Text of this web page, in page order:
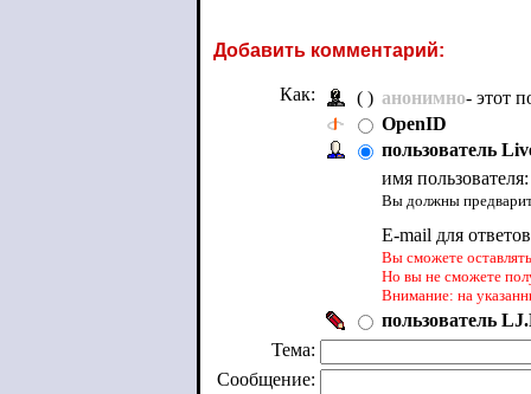
Добавить комментарий:
Как: ( ) анонимно- этот
OpenID
пользователь
имя
Вы должны
E-mail для
Вы сможете
Но вы не сможете
Внимание: на
пользователь
Тема:
Сообщение: